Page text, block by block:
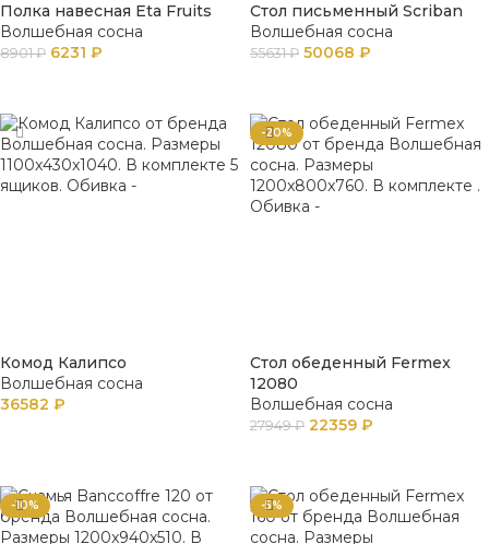
Полка навесная Eta Fruits
Волшебная сосна
8901₽ 6231 ₽
Стол письменный Scriban
Волшебная сосна
55631₽ 50068 ₽
Комод Калипсо
Волшебная сосна
36582 ₽
-20%
Стол обеденный Fermex
12080
Волшебная сосна
27949₽ 22359 ₽
-10% -5%